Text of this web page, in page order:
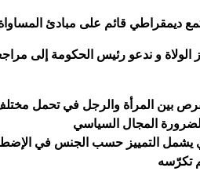
ديمقراطي قائم على مبادئ
و ندعو رئيس الحكومة إلى
تكافئ الفرص بين المرأة والرجل في تحمل
المجال السياسي
الذي يشمل التمييز حسب الجنس في
تكرّسه